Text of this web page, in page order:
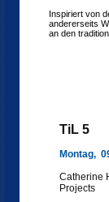
Inspiriert von
andererseits
an den
TiL 5
Montag,
Catherine
Projects